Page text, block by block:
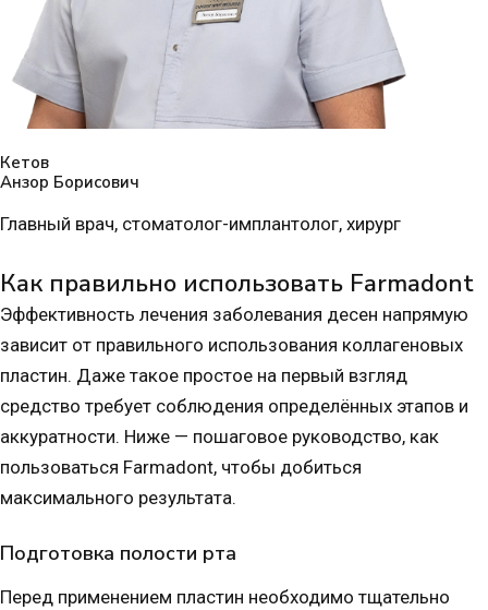
Кетов
Анзор Борисович
Главный врач, стоматолог-имплантолог, хирург
Как правильно использовать Farmadont
Эффективность лечения заболевания десен напрямую
зависит от правильного использования коллагеновых
пластин. Даже такое простое на первый взгляд
средство требует соблюдения определённых этапов и
аккуратности. Ниже — пошаговое руководство, как
пользоваться Farmadont, чтобы добиться
максимального результата.
Подготовка полости рта
Перед применением пластин необходимо тщательно